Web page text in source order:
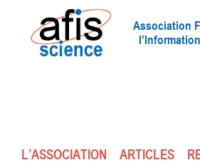
Association
L’ASSOCIATION ARTICLES